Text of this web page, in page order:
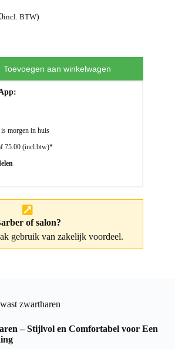
incl. BTW)
Toevoegen aan winkelwagen
is morgen in huis
75.00 (incl.btw)*
of salon?
gebruik van zakelijk voordeel.
zwartharen
– Stijlvol en Comfortabel voor Een